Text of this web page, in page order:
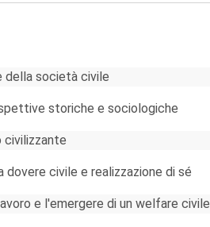
della società civile
storiche e sociologiche
civilizzante
dovere civile e realizzazione di sé
e l'emergere di un welfare civile